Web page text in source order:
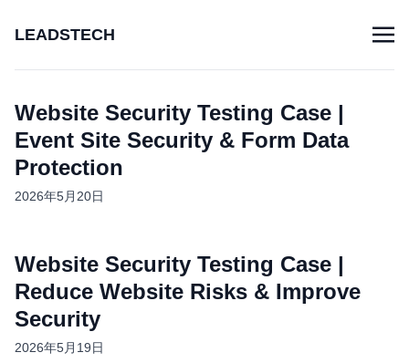
LEADSTECH
Website Security Testing Case |
Event Site Security & Form Data
Protection
2026年5月20日
Website Security Testing Case |
Reduce Website Risks & Improve
Security
2026年5月19日